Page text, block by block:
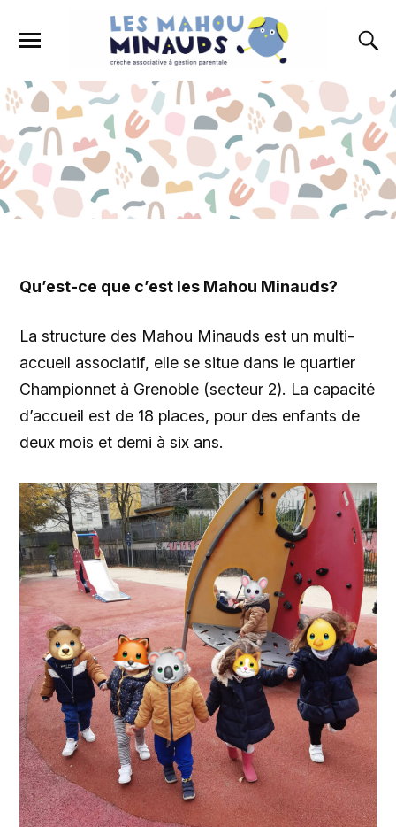
Qu’est-ce que c’est les Mahou Minauds?
La structure des Mahou Minauds est un multi-
accueil associatif, elle se situe dans le quartier
Championnet à Grenoble (secteur 2). La capacité
d’accueil est de 18 places, pour des enfants de
deux mois et demi à six ans.